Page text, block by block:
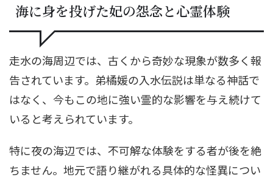
海に身を投げた妃の怨念と心霊体験
走水の海周辺では、古くから奇妙な現象が数多く報
告されています。弟橘媛の入水伝説は単なる神話で
はなく、今もこの地に強い霊的な影響を与え続けて
いると考えられています。
特に夜の海辺では、不可解な体験をする者が後を絶
ちません。地元で語り継がれる具体的な怪異につい